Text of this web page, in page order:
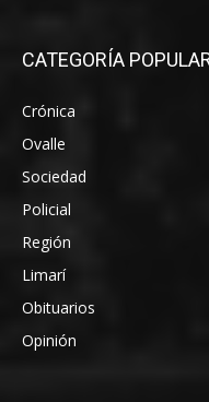
CATEGORÍA
Crónica
Ovalle
Sociedad
Policial
Región
Limarí
Obituarios
Opinión